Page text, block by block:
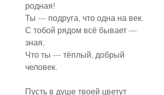
родная!
Ты — подруга, что одна на век.
С тобой рядом всё бывает —
зная,
Что ты — тёплый, добрый
человек.
Пусть в душе твоей цветут